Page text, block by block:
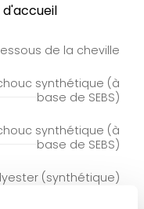
de la cheville
synthétique (à
base de SEBS)
synthétique (à
base de SEBS)
(synthétique)